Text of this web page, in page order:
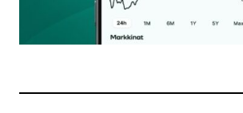
Sähköpostiosoitteesi
Tilaa SalkunRakentajan uutiskirje